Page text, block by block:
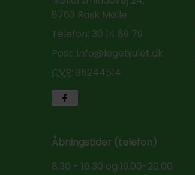
8763 Rask Mølle
Telefon: 30 14 89 79
Post: info@legehjulet.dk
CVR: 35244514
Åbningstider (telefon)
8.30 - 16.30 og 19.00-20.00